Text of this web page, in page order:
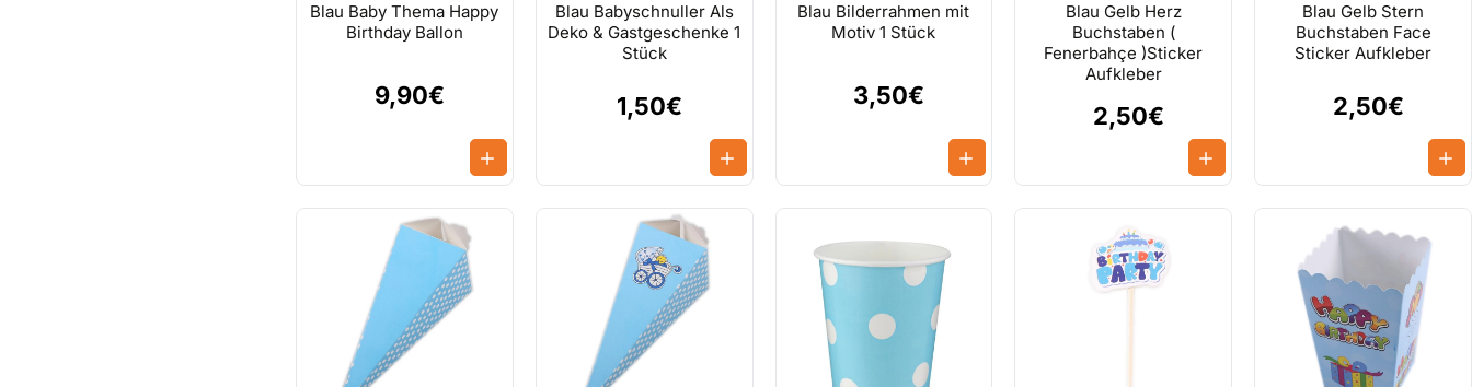
Blau Baby Thema Happy
Birthday Ballon
9,90€
Blau Babyschnuller Als
Deko & Gastgeschenke 1
Stück
1,50€
Blau Bilderrahmen mit
Motiv 1 Stück
3,50€
Blau Gelb Herz
Buchstaben (
Fenerbahçe )Sticker
Aufkleber
2,50€
Blau Gelb Stern
Buchstaben Face
Sticker Aufkleber
2,50€